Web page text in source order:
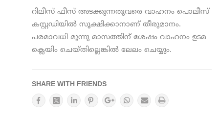
റിലീസ് ഫീസ് അടക്കുന്നതുവരെ വാഹനം പൊലീസ്
കസ്റ്റഡിയില്‍ സൂക്ഷിക്കാനാണ് തീരുമാനം.
പരമാവധി മൂന്നു മാസത്തിന് ശേഷം വാഹനം ഉടമ
ക്ലെയിം ചെയ്തില്ലെങ്കില്‍ ലേലം ചെയ്യും.
SHARE WITH FRIENDS